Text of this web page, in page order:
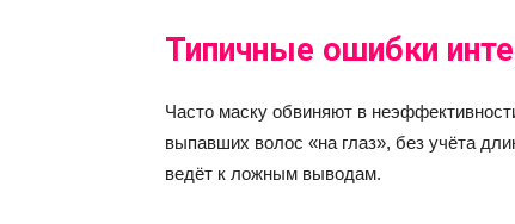
Типичные ошибки
Часто маску обвиняют в
выпавших волос «на глаз», без учёта
ведёт к ложным выводам.